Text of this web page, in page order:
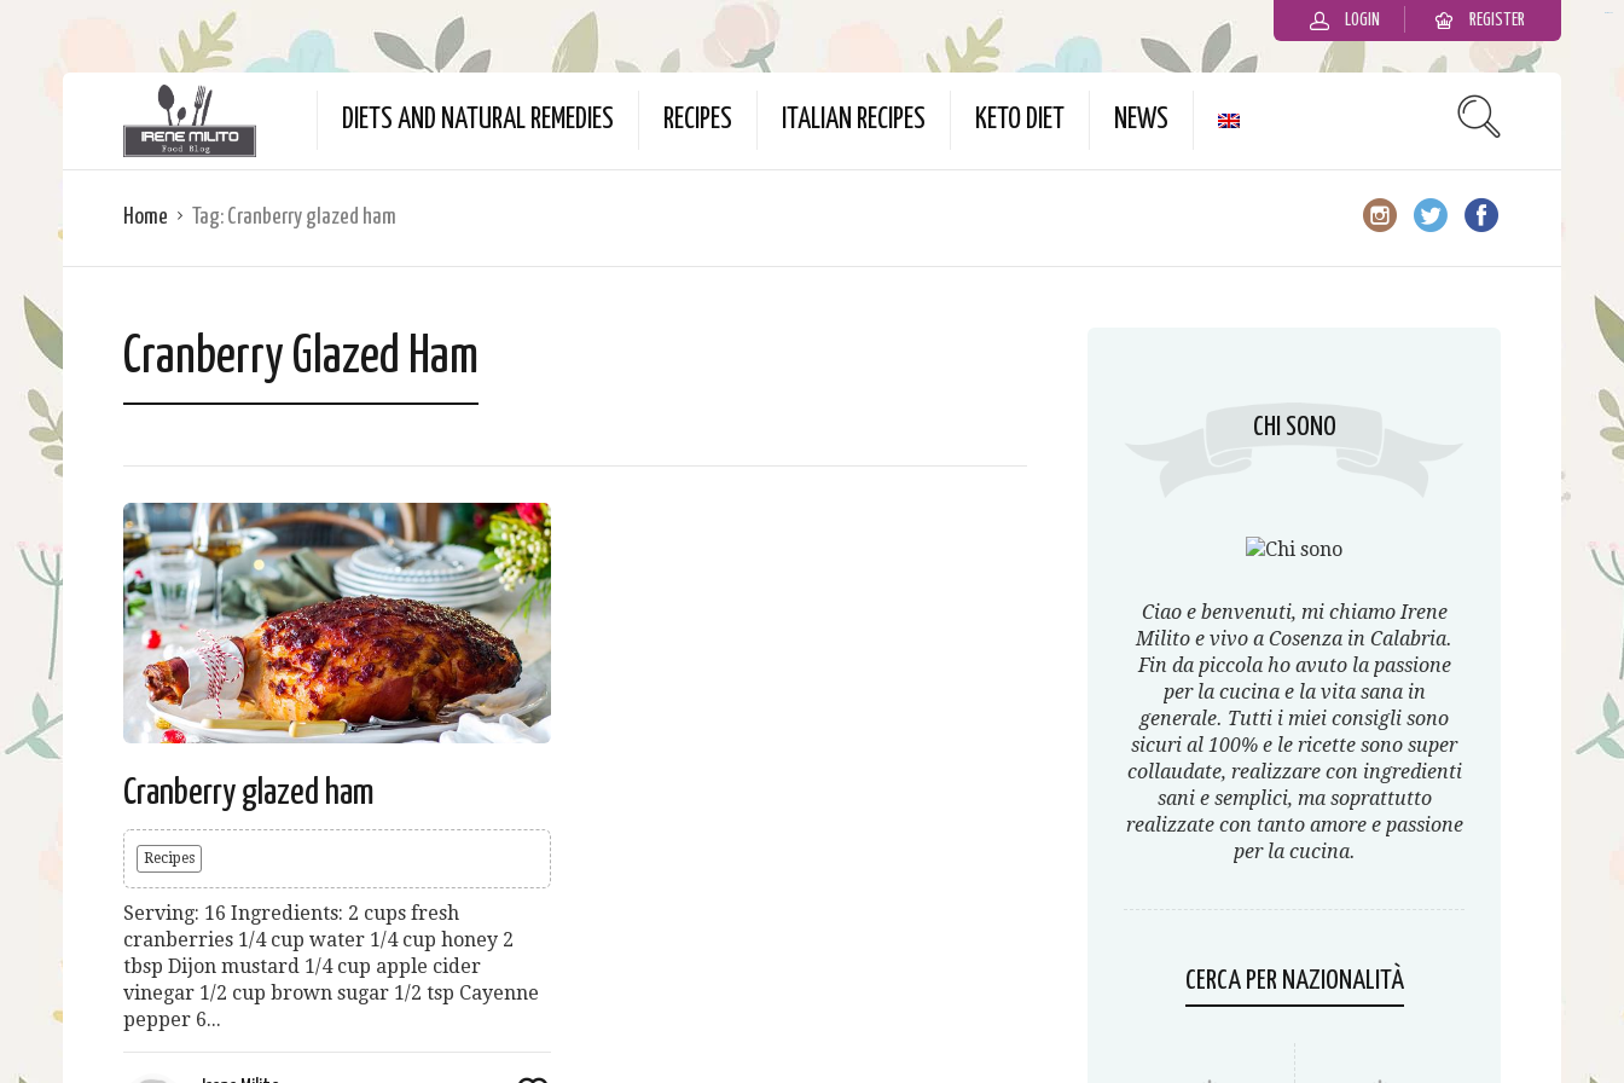
LOGIN REGISTER
DIETS AND NATURAL REMEDIES RECIPES ITALIAN RECIPES KETO DIET NEWS
Home Tag: Cranberry glazed ham
Cranberry Glazed Ham
Cranberry glazed ham
Recipes
Serving: 16 Ingredients: 2 cups fresh
cranberries 1/4 cup water 1/4 cup honey 2
tbsp Dijon mustard 1/4 cup apple cider
vinegar 1/2 cup brown sugar 1/2 tsp Cayenne
pepper 6...
CHI SONO
Ciao e benvenuti, mi chiamo Irene
Milito e vivo a Cosenza in Calabria.
Fin da piccola ho avuto la passione
per la cucina e la vita sana in
generale. Tutti i miei consigli sono
sicuri al 100% e le ricette sono super
collaudate, realizzare con ingredienti
sani e semplici, ma soprattutto
realizzate con tanto amore e passione
per la cucina.
CERCA PER NAZIONALITÀ